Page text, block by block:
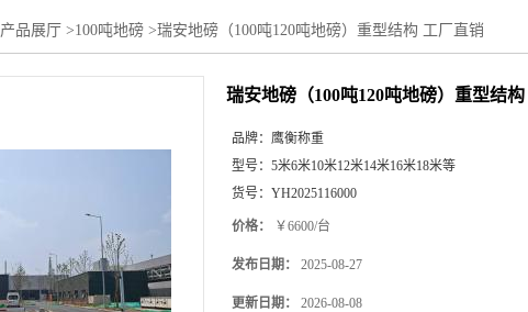
产品展厅 >100吨地磅 >瑞安地磅（100吨120吨地磅）重型结构 工厂直销
瑞安地磅（100吨120吨地磅）重型结
品牌： 鹰衡称重
型号： 5米6米10米12米14米16米18米等
货号： YH2025116000
价格： ￥6600/台
发布日期： 2025-08-27
更新日期： 2026-08-08